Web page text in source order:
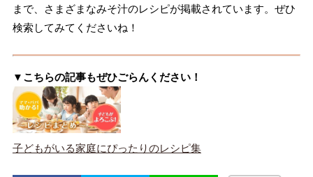
まで、さまざまなみそ汁のレシピが掲載されています。ぜひ
検索してみてくださいね！
▼こちらの記事もぜひごらんください！
子どもがいる家庭にぴったりのレシピ集